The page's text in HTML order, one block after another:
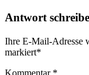
Antwort
Ihre E-Mail-Adresse
markiert*